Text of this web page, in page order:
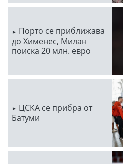
Порто се приближава
до Хименес, Милан
поиска 20 млн. евро
ЦСКА се прибра от
Батуми